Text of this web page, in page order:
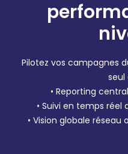
Pilotez vos campagnes
seul
• Reporting
• Suivi en temps
• Vision globale